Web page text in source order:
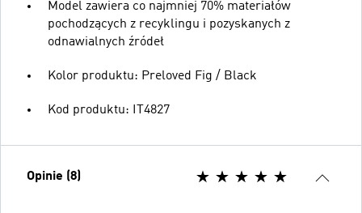
Model zawiera co najmniej 70% materiałów
pochodzących z recyklingu i pozyskanych z
odnawialnych źródeł
Kolor produktu: Preloved Fig / Black
Kod produktu: IT4827
Opinie (8)